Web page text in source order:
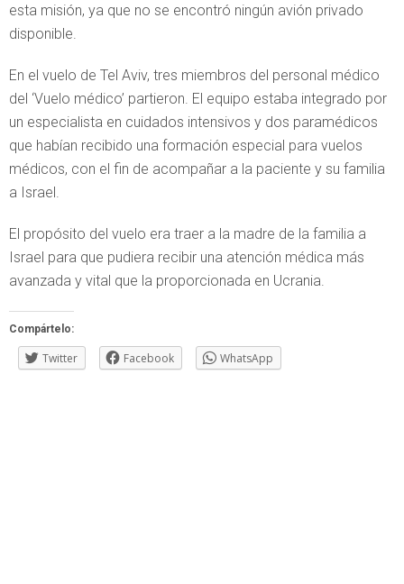
esta misión, ya que no se encontró ningún avión privado
disponible.
En el vuelo de Tel Aviv, tres miembros del personal médico
del ‘Vuelo médico’ partieron. El equipo estaba integrado por
un especialista en cuidados intensivos y dos paramédicos
que habían recibido una formación especial para vuelos
médicos, con el fin de acompañar a la paciente y su familia
a Israel.
El propósito del vuelo era traer a la madre de la familia a
Israel para que pudiera recibir una atención médica más
avanzada y vital que la proporcionada en Ucrania.
Compártelo:
Twitter Facebook WhatsApp